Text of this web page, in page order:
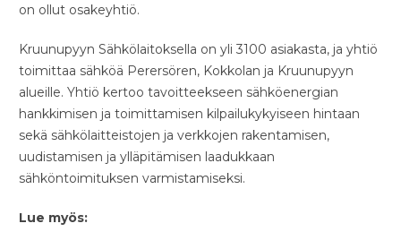
on ollut osakeyhtiö.
Kruunupyyn Sähkölaitoksella on yli 3100 asiakasta, ja yhtiö
toimittaa sähköä Perersören, Kokkolan ja Kruunupyyn
alueille. Yhtiö kertoo tavoitteekseen sähköenergian
hankkimisen ja toimittamisen kilpailukykyiseen hintaan
sekä sähkölaitteistojen ja verkkojen rakentamisen,
uudistamisen ja ylläpitämisen laadukkaan
sähköntoimituksen varmistamiseksi.
Lue myös: